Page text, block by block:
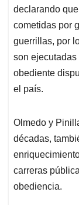
declarando
cometidas por
guerrillas, por
son
obediente
el país.
Olmedo y
décadas,
carreras
obediencia.